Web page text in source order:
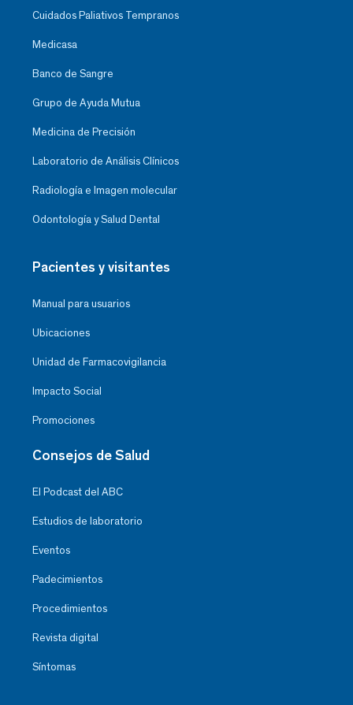
Cuidados Paliativos Tempranos
Medicasa
Banco de Sangre
Grupo de Ayuda Mutua
Medicina de Precisión
Laboratorio de Análisis Clínicos
Radiología e Imagen molecular
Odontología y Salud Dental
Pacientes y visitantes
Manual para usuarios
Ubicaciones
Unidad de Farmacovigilancia
Impacto Social
Promociones
Consejos de Salud
El Podcast del ABC
Estudios de laboratorio
Eventos
Padecimientos
Procedimientos
Revista digital
Síntomas